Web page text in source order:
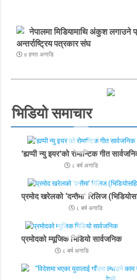
नेपालमा मिडियामाथि अंकुश लगाउने
अन्तर्राष्ट्रिय पत्रकार संघ
४ हप्ता अगाडि
भिडियो समाचार
'ह्यप्पी न्यु इयर'को रोमान्टिक गीत
८ बर्ष अगाडि
प्रमोद खरेलको ‘दन्तैमा’ रिलिज
८ बर्ष अगाडि
प्रमोदको म्यूजिक भिडियो सार्वजनिक
८ बर्ष अगाडि